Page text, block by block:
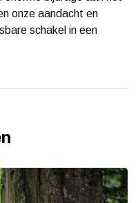
onze aandacht en
schakel in een